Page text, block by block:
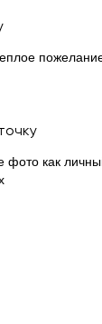
фото как